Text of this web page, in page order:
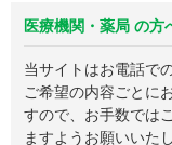
医療機関・薬局 の方
当サイトはお電話で
ご希望の内容ごとに
すので、お手数では
ますようお願いいた